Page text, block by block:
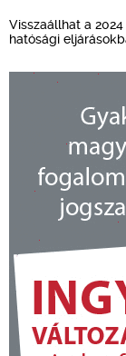
Visszaállhat a
hatósági